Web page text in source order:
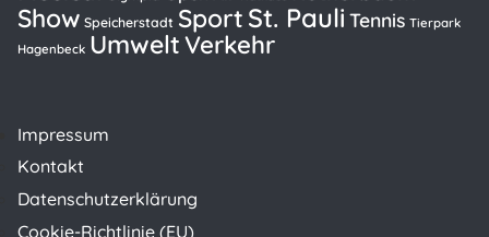
Impressum
Kontakt
Datenschutzerklärung
Cookie-Richtlinie (EU)
Show Speicherstadt Sport St. Pauli Tennis Tierpark
Hagenbeck UmweltVerkehr